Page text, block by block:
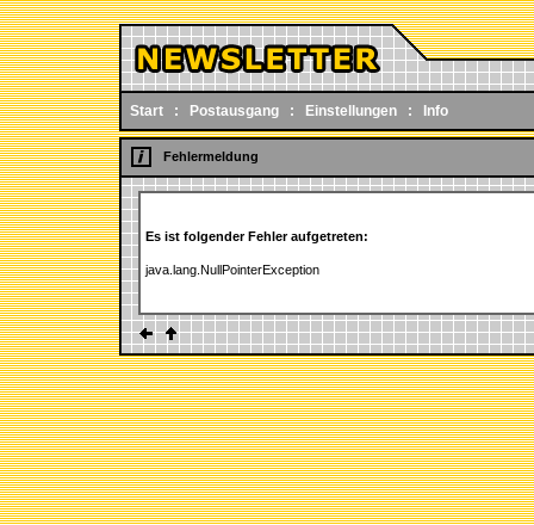
Start : Postausgang : Einstellungen : Info
Fehlermeldung
Es ist folgender Fehler aufgetreten:
java.lang.NullPointerException